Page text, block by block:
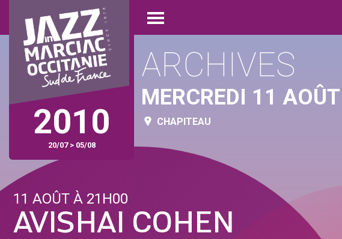
contenu
principal
Open
menu
2010
20/07 > 05/08
ARCHIVES
MERCREDI 11 AOÛT
CHAPITEAU
11 AOÛT À 21H00
AVISHAI COHEN
Panneau de gestion des cookies